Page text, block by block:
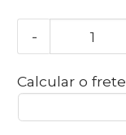
-
Calcular o frete